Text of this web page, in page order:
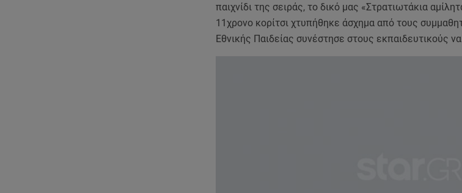
παιχνίδι της σειράς, το δικό μας «Στρατιωτάκια
11χρονο κορίτσι χτυπήθηκε άσχημα από τους
Εθνικής Παιδείας συνέστησε στους εκπαιδευτικούς